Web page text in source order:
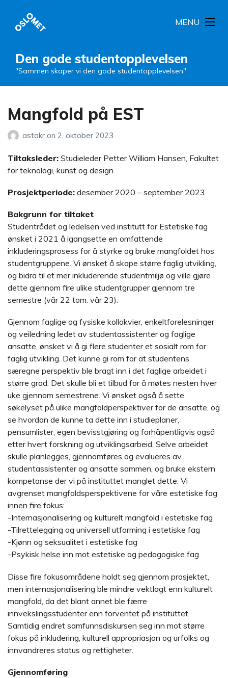
Den gode studentopplevelsen
"Sammen skaper vi den gode studentopplevelsen"
MENU
Mangfold på EST
astakr on 2. oktober 2023
Tiltaksleder: Studieleder Petter William Hansen, Fakultet
for teknologi, kunst og design
Prosjektperiode: desember 2020 – september 2023
Bakgrunn for tiltaket
Studentrådet og ledelsen ved institutt for Estetiske fag
ønsket i 2021 å igangsette en omfattende
inkluderingsprosess for å styrke og bruke mangfoldet hos
studentgruppene. Vi ønsket å skape større faglig utvikling,
og bidra til et mer inkluderende studentmiljø og ville gjøre
dette gjennom fire ulike studentgrupper gjennom tre
semestre (vår 22 tom. vår 23).
Gjennom faglige og fysiske kollokvier, enkeltforelesninger
og veiledning ledet av studentassistenter og faglige
ansatte, ønsket vi å gi flere studenter et sosialt rom for
faglig utvikling. Det kunne gi rom for at studentens
særegne perspektiv ble bragt inn i det faglige arbeidet i
større grad. Det skulle bli et tilbud for å møtes nesten hver
uke gjennom semestrene. Vi ønsket også å sette
søkelyset på ulike mangfoldperspektiver for de ansatte, og
se hvordan de kunne ta dette inn i studieplaner,
pensumlister, egen bevisstgjøring og forhåpentligvis også
etter hvert forskning og utviklingsarbeid. Selve arbeidet
skulle planlegges, gjennomføres og evalueres av
studentassistenter og ansatte sammen, og bruke ekstern
kompetanse der vi på instituttet manglet dette. Vi
avgrenset mangfoldsperspektivene for våre estetiske fag
innen fire fokus:
-Internasjonalisering og kulturelt mangfold i estetiske fag
-Tilrettelegging og universell utforming i estetiske fag
-Kjønn og seksualitet i estetiske fag
-Psykisk helse inn mot estetiske og pedagogiske fag
Disse fire fokusområdene holdt seg gjennom prosjektet,
men internasjonalisering ble mindre vektlagt enn kulturelt
mangfold, da det blant annet ble færre
innvekslingsstudenter enn forventet på instituttet.
Samtidig endret samfunnsdiskursen seg inn mot større
fokus på inkludering, kulturell appropriasjon og urfolks og
innvandreres status og rettigheter.
Gjennomføring